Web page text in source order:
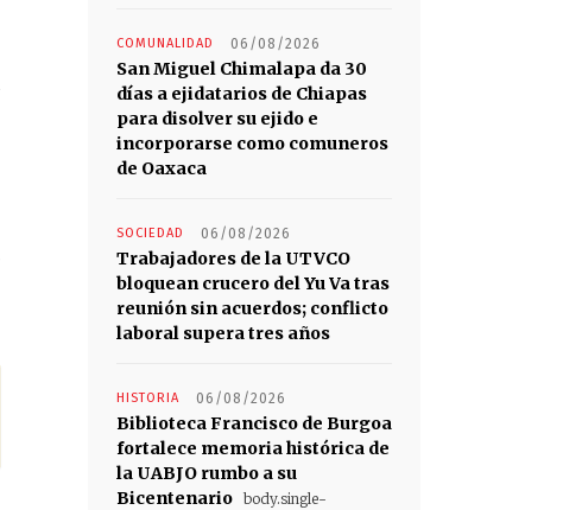
COMUNALIDAD 06/08/2026
San Miguel Chimalapa da 30
días a ejidatarios de Chiapas
para disolver su ejido e
incorporarse como comuneros
de Oaxaca
SOCIEDAD 06/08/2026
Trabajadores de la UTVCO
bloquean crucero del Yu Va tras
reunión sin acuerdos; conflicto
laboral supera tres años
HISTORIA 06/08/2026
Biblioteca Francisco de Burgoa
fortalece memoria histórica de
la UABJO rumbo a su
Bicentenario body.single-